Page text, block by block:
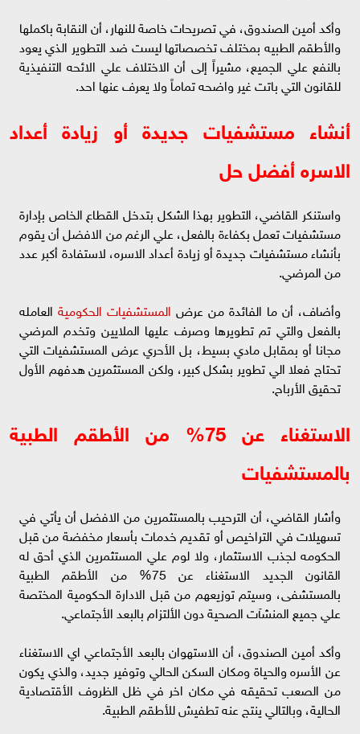
وأكد أمين الصندوق، في تصريحات خاصة للنهار، أن النقابة باكملها
والأطقم الطبيه بمختلف تخصصاتها ليست ضد التطوير الذي يعود
بالنفع علي الجميع، مشيراً إلى أن الاختلاف علي الائحه التنفيذية
للقانون التي باتت غير واضحه تماماً ولا يعرف عنها احد.
أنشاء مستشفيات جديدة أو زيادة أعداد
الاسره أفضل حل
واستنكر القاضي، التطوير بهذا الشكل بتدخل القطاع الخاص بإدارة
مستشفيات تعمل بكفاءة بالفعل، علي الرغم من الافضل أن يقوم
بأنشاء مستشفيات جديدة أو زيادة أعداد الاسره، لاستفادة أكبر عدد
من المرضي.
وأضاف، أن ما الفائدة من عرض المستشفيات الحكومية العامله
بالفعل والتي تم تطويرها وصرف عليها الملايين وتخدم المرضي
مجانا أو بمقابل مادي بسيط، بل الأحري عرض المستشفيات التي
تحتاج فعلا الي تطوير بشكل كبير، ولكن المستثمرين هدفهم الأول
تحقيق الأرباح.
الاستغناء عن 75% من الأطقم الطبية
بالمستشفيات
وأشار القاضي، أن الترحيب بالمستثمرين من الافضل أن يأتي في
تسهيلات في التراخيص أو تقديم خدمات بأسعار مخفضة من قبل
الحكومه لجذب الاستثمار، ولا لوم علي المستثمرين الذي أحق له
القانون الجديد الاستغناء عن 75% من الأطقم الطبية
بالمستشفى، وسيتم توزيعهم من قبل الادارة الحكومية المختصة
علي جميع المنشآت الصحية دون الألتزام بالبعد الأجتماعي.
وأكد أمين الصندوق، أن الاستهوان بالبعد الأجتماعي اي الاستغناء
عن الأسره والحياة ومكان السكن الحالي وتوفير جديد، والذي يكون
من الصعب تحقيقه في مكان اخر في ظل الظروف الأقتصادية
الحالية، وبالتالي ينتج عنه تطفيش للأطقم الطبية.